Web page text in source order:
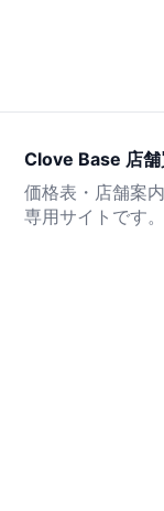
Clove Base 店舗
価格表・店舗案
専用サイトです。